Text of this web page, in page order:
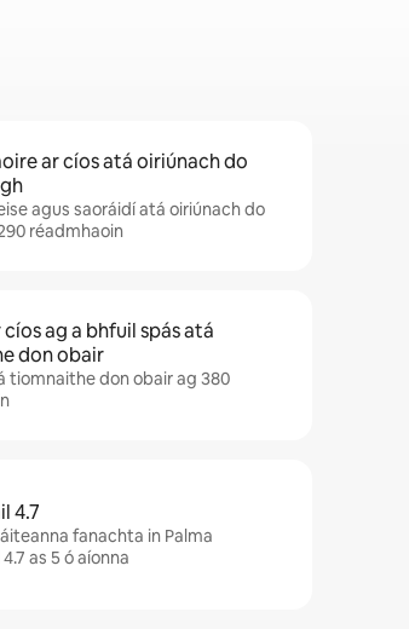
ar cíos atá oiriúnach do
agus saoráidí atá oiriúnach do
réadmhaoin
ag a bhfuil spás atá
don obair
tiomnaithe don obair ag 380
4.7
fanachta in Palma
as 5 ó aíonna